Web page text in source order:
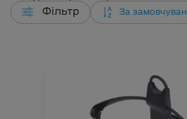
Фільтр